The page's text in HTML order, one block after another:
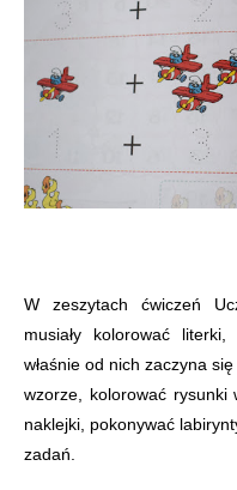
W zeszytach ćwiczeń
musiały kolorować
właśnie od nich zaczyna
wzorze, kolorować rysunki
naklejki, pokonywać
zadań.